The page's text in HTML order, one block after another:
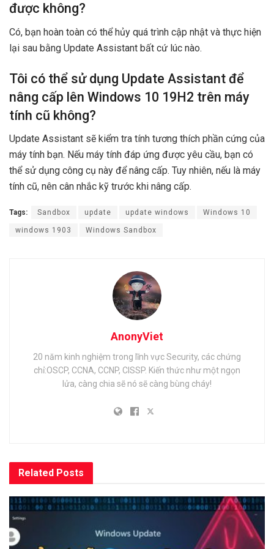
được không?
Có, bạn hoàn toàn có thể hủy quá trình cập nhật và thực hiện
lại sau bằng Update Assistant bất cứ lúc nào.
Tôi có thể sử dụng Update Assistant để
nâng cấp lên Windows 10 19H2 trên máy
tính cũ không?
Update Assistant sẽ kiểm tra tính tương thích phần cứng của
máy tính bạn. Nếu máy tính đáp ứng được yêu cầu, bạn có
thể sử dụng công cụ này để nâng cấp. Tuy nhiên, nếu là máy
tính cũ, nên cân nhắc kỹ trước khi nâng cấp.
Tags: Sandbox update update windows Windows 10
windows 1903 Windows Sandbox
AnonyViet
20 năm kinh nghiệm trong lĩnh vực Security, các chứng
chỉ:OSCP, CCNA, CCNP, CISSP. Kiến thức như một ngọn
lửa, càng chia sẽ nó sẽ càng bùng cháy!
Related Posts